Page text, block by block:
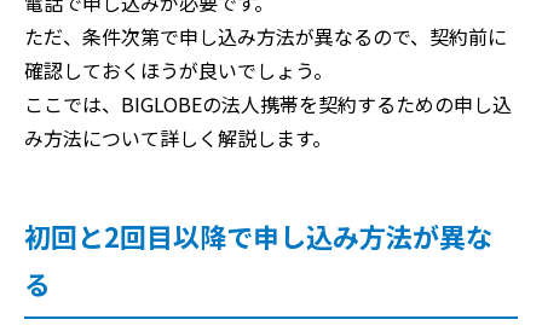
ただ、条件次第で申し込み方法が異なるので、契約前に
確認しておくほうが良いでしょう。
ここでは、BIGLOBEの法人携帯を契約するための申し込
み方法について詳しく解説します。
初回と2回目以降で申し込み方法が異な
る